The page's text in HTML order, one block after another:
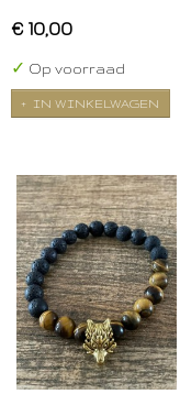
€ 10,00
✓ Op voorraad
IN WINKELWAGEN